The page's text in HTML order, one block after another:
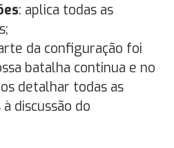
: aplica todas as
da configuração foi
batalha continua e no
detalhar todas as
discussão do